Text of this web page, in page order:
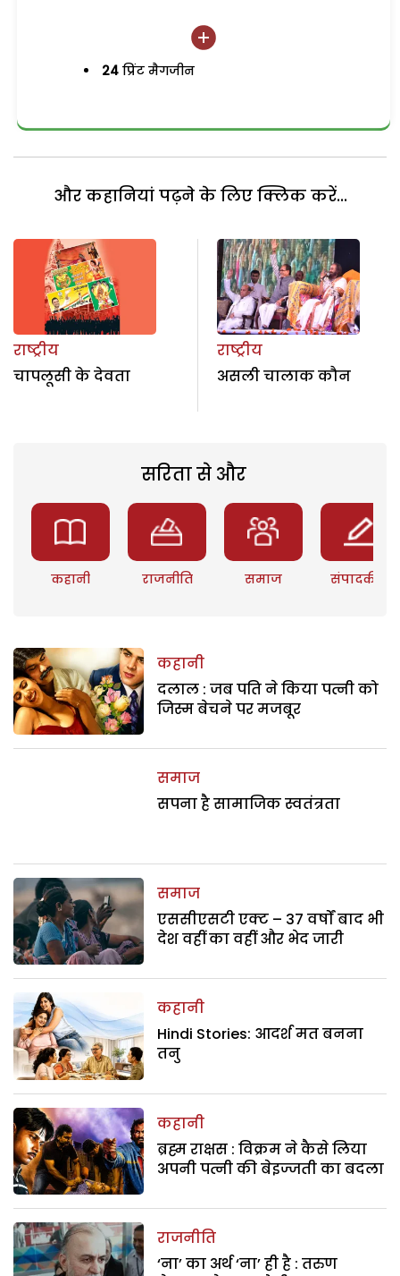
24 प्रिंट मैगजीन
और कहानियां पढ़ने के लिए क्लिक करें...
राष्ट्रीय
चापलूसी के देवता
राष्ट्रीय
असली चालाक कौन
सरिता से और
कहानी राजनीति समाज संपादकीय
कहानी
दलाल : जब पति ने किया पत्नी को
जिस्म बेचने पर मजबूर
समाज
सपना है सामाजिक स्वतंत्रता
समाज
एससीएसटी एक्ट – 37 वर्षों बाद भी
देश वहीं का वहीं और भेद जारी
कहानी
Hindi Stories: आदर्श मत बनना
तनु
कहानी
ब्रह्म राक्षस : विक्रम ने कैसे लिया
अपनी पत्नी की बेइज्जती का बदला
राजनीति
‘ना’ का अर्थ ‘ना’ ही है : तरुण